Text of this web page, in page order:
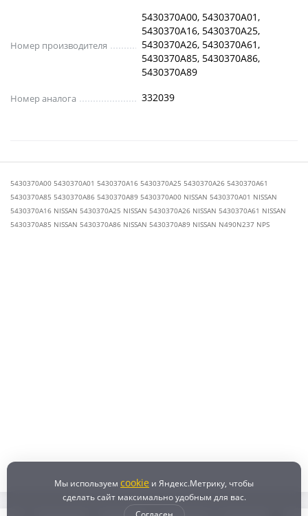
Номер производителя
5430370A00, 5430370A01,
5430370A16, 5430370A25,
5430370A26, 5430370A61,
5430370A85, 5430370A86,
5430370A89
Номер аналога 332039
5430370A00 5430370A01 5430370A16 5430370A25 5430370A26 5430370A61
5430370A85 5430370A86 5430370A89 5430370A00 NISSAN 5430370A01 NISSAN
5430370A16 NISSAN 5430370A25 NISSAN 5430370A26 NISSAN 5430370A61 NISSAN
5430370A85 NISSAN 5430370A86 NISSAN 5430370A89 NISSAN N490N237 NPS
Мы используем cookie и Яндекс.Метрику, чтобы
сделать сайт максимально удобным для вас.